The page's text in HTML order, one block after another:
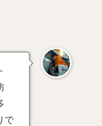
で